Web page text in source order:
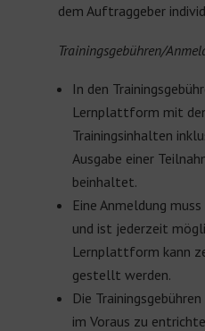
dem Auftraggeber
Trainingsgebühren/
In den
Lernplattform mit
Trainingsinhalten
Ausgabe einer
beinhaltet.
Eine Anmeldung
und ist jederzeit
Lernplattform kann
gestellt werden.
Die
im Voraus zu